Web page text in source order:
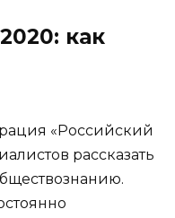
как
«Российский
рассказать